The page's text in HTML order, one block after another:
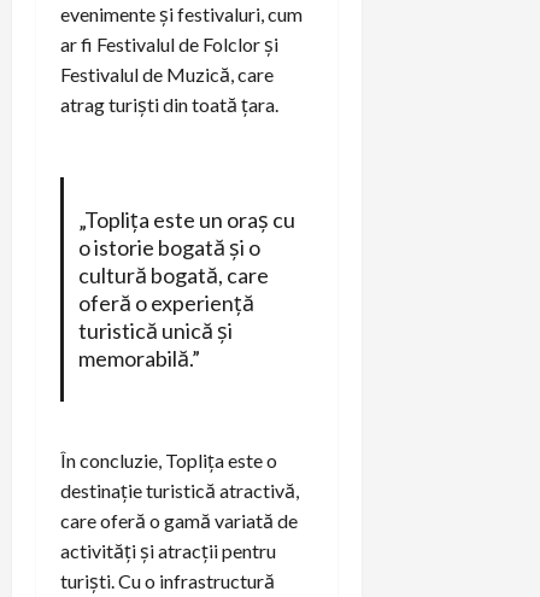
evenimente și festivaluri, cum
ar fi Festivalul de Folclor și
Festivalul de Muzică, care
atrag turiști din toată țara.
„Toplița este un oraș cu
o istorie bogată și o
cultură bogată, care
oferă o experiență
turistică unică și
memorabilă.”
În concluzie, Toplița este o
destinație turistică atractivă,
care oferă o gamă variată de
activități și atracții pentru
turiști. Cu o infrastructură